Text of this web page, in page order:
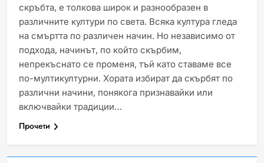
Идеи за съвременен дизайн
на баня
ИСТОРИЯ
ИСТОРИЯ
скръбта, е толкова широк и разнообразен в
различните култури по света. Всяка култура гледа
на смъртта по различен начин. Но независимо от
подхода, начинът, по който скърбим,
непрекъснато се променя, тъй като ставаме все
по-мултикултурни. Хората избират да скърбят по
различни начини, понякога признавайки или
включвайки традиции…
Прочети